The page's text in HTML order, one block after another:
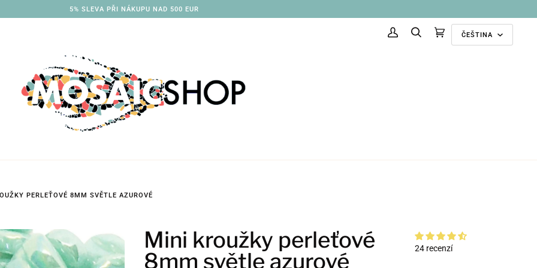
3% SLEVA PŘI NÁKUPU NAD 250 EUR
Můj
Hledat
Doporučené
Jazyk
ČEŠTINA
PERLEŤOVÉ 8MM SVĚTLE AZUROVÉ
Mini kroužky perleťové
8mm světle azurové
24 recenzí